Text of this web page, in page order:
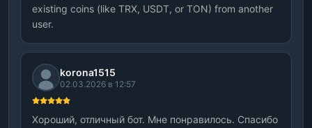
existing coins (like TRX, USDT, or TON) from another
user.
korona1515
02.03.2026 в 12:57
Хороший, отличный бот. Мне понравилось. Спасибо